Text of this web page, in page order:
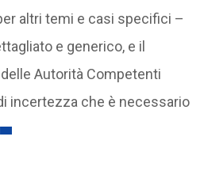
altri temi e casi specifici –
e generico, e il
Autorità Competenti
incertezza che è necessario